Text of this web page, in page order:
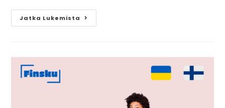
Jatka Lukemista